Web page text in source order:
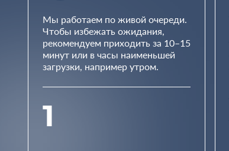
Мы работаем по живой очереди.
Чтобы избежать ожидания,
рекомендуем приходить за 10–15
минут или в часы наименьшей
загрузки, например утром.
1